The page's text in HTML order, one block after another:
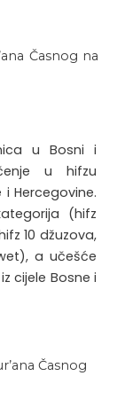
Časnog na
u Bosni i
u hifzu
Hercegovine.
(hifz
10 džuzova,
a učešće
cijele Bosne i
Časnog